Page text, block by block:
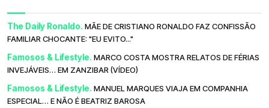
The Daily Ronaldo. MÃE DE CRISTIANO RONALDO FAZ CONFISSÃO
FAMILIAR CHOCANTE: "EU EVITO..."
Famosos & Lifestyle. MARCO COSTA MOSTRA RELATOS DE FÉRIAS
INVEJÁVEIS… EM ZANZIBAR (VÍDEO)
Famosos & Lifestyle. MANUEL MARQUES VIAJA EM COMPANHIA
ESPECIAL… E NÃO É BEATRIZ BAROSA